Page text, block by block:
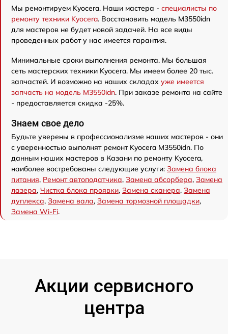
Мы ремонтируем Kyocera. Наши мастера - специалисты по
ремонту техники Kyocera. Восстановить модель M3550idn
для мастеров не будет новой задачей. На все виды
проведенных работ у нас имеется гарантия.
Минимальные сроки выполнения ремонта. Мы большая
сеть мастерских техники Kyocera. Мы имеем более 20 тыс.
запчастей. И возможно на наших складах уже имеется
запчасть на модель M3550idn. При заказе ремонта на сайте
- предоставляется скидка -25%.
Знаем свое дело
Будьте уверены в профессионализме наших мастеров - они
с уверенностью выполнят ремонт Kyocera M3550idn. По
данным наших мастеров в Казани по ремонту Kyocera,
наиболее востребованы следующие услуги: Замена блока
питания, Ремонт автоподатчика, Замена абсорбера, Замена
лазера, Чистка блока проявки, Замена сканера, Замена
дуплекса, Замена вала, Замена тормозной площадки,
Замена Wi-Fi.
Акции сервисного
центра